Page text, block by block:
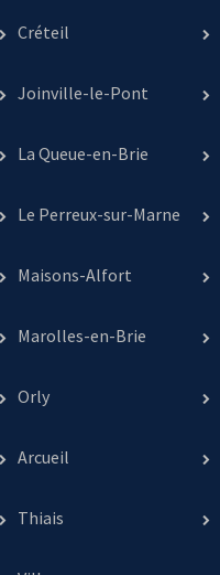
Créteil
Joinville-le-Pont
La Queue-en-Brie
Le Perreux-sur-Marne
Maisons-Alfort
Marolles-en-Brie
Orly
Arcueil
Thiais